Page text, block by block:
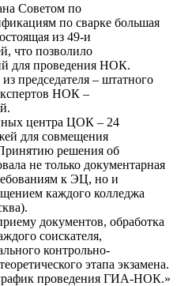
Советом по
по сварке большая
из 49-и
что позволило
для проведения НОК.
председателя – штатного
НОК –
центра ЦОК – 24
для совмещения
решения об
не только документарная
к ЭЦ, но и
каждого колледжа
документов, обработка
соискателя,
контрольно-
этапа экзамена.
проведения ГИА-НОК.»